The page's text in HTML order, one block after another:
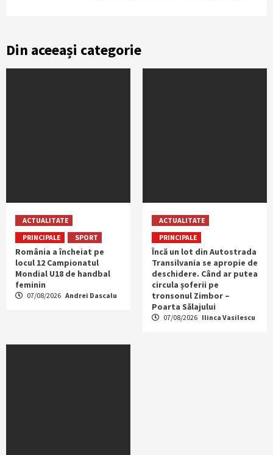
Din aceeași categorie
ACTUALITATE
PRINCIPALE
SPORT
România a încheiat pe
locul 12 Campionatul
Mondial U18 de handbal
feminin
07/08/2026 Andrei Dascalu
ACTUALITATE
PRINCIPALE
Încă un lot din Autostrada
Transilvania se apropie de
deschidere. Când ar putea
circula șoferii pe
tronsonul Zimbor –
Poarta Sălajului
07/08/2026 Ilinca Vasilescu